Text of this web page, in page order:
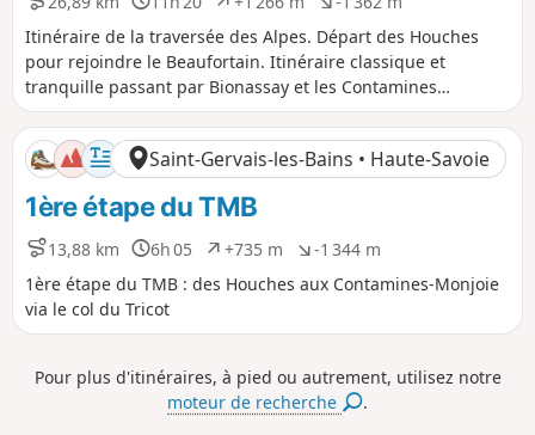
D
i
s
t
a
n
c
e
D
u
r
é
e
D
é
n
i
v
e
l
é
p
o
i
i
D
é
n
i
v
e
l
é
n
a
i
Itinéraire de la traversée des Alpes. Départ des Houches
pour rejoindre le Beaufortain. Itinéraire classique et
tranquille passant par Bionassay et les Contamines
Montjoie pour aller jusqu’au refuge de la Balme. Cet
itinéraire est commun à celui du tour du Mont Blanc.
Saint-Gervais-les-Bains • Haute-Savoie
1ère étape du TMB
13,88 km
D
i
s
t
6h 05
D
u
r
é
+735 m
D
é
l
é
-1 344 m
D
é
l
é
1ère étape du TMB : des Houches aux Contamines-Monjoie
via le col du Tricot
Pour plus d'itinéraires, à pied ou autrement, utilisez notre
moteur de recherche
.